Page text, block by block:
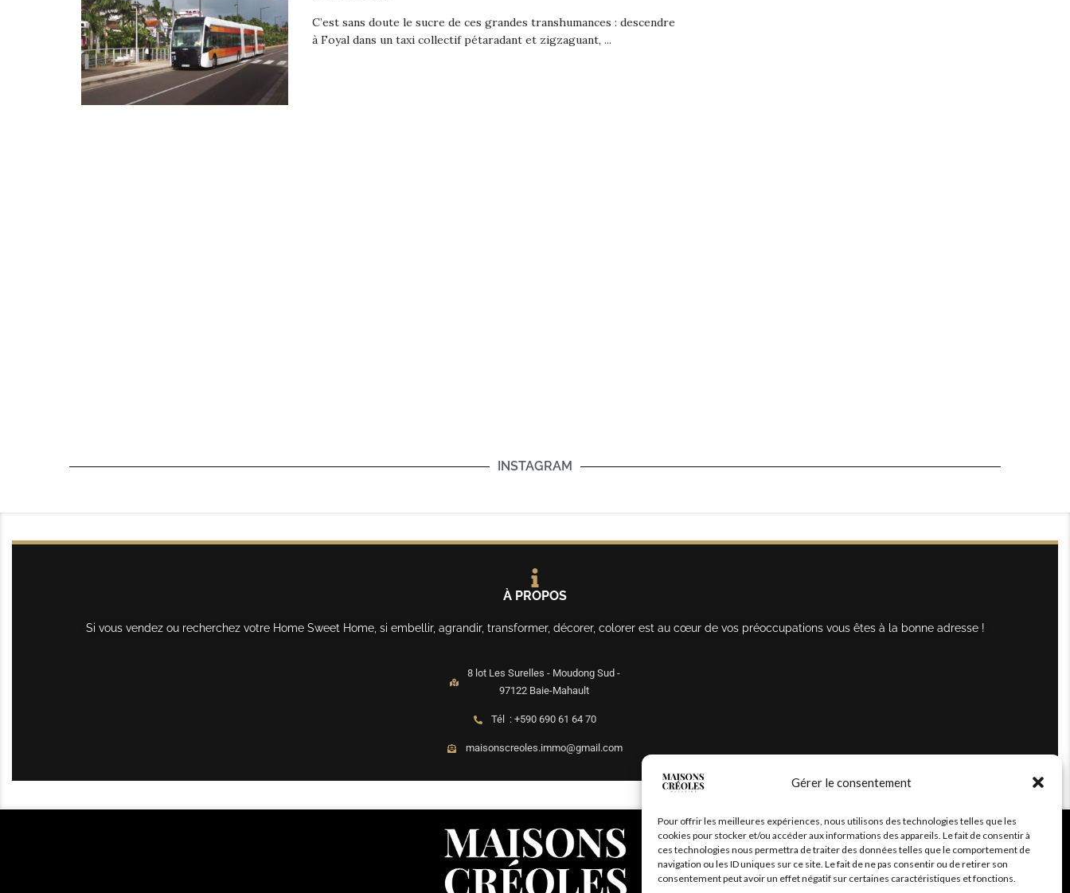
Gérer le consentement
Pour offrir les meilleures expériences, nous utilisons des technologies telles que les
cookies pour stocker et/ou accéder aux informations des appareils. Le fait de consentir à
ces technologies nous permettra de traiter des données telles que le comportement de
navigation ou les ID uniques sur ce site. Le fait de ne pas consentir ou de retirer son
consentement peut avoir un effet négatif sur certaines caractéristiques et fonctions.
C’est sans doute le sucre de ces grandes transhumances : descendre
à Foyal dans un taxi collectif pétaradant et zigzaguant, ...
INSTAGRAM
À PROPOS
Si vous vendez ou recherchez votre Home Sweet Home, si embellir, agrandir, transformer, décorer, colorer est au cœur de vos préoccupations vous êtes à la bonne adresse !
8 lot Les Surelles - Moudong Sud -
97122 Baie-Mahault
Tél : +590 690 61 64 70
maisonscreoles.immo@gmail.com